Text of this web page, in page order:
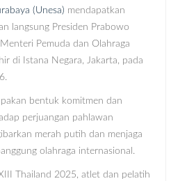
(Unesa) mendapatkan
langsung Presiden Prabowo
Pemuda dan Olahraga
di Istana Negara, Jakarta, pada
bentuk komitmen dan
perjuangan pahlawan
merah putih dan menjaga
olahraga internasional.
Thailand 2025, atlet dan pelatih